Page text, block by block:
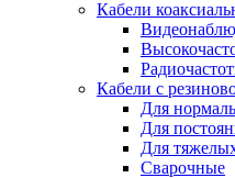
Кабели
Кабели с
Для
Для
Для
Сварочные